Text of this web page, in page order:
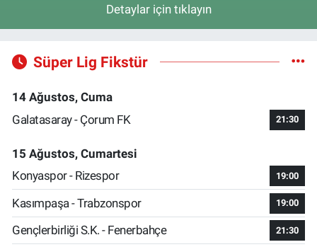
Detaylar için tıklayın
Süper Lig Fikstür
14 Ağustos, Cuma
Galatasaray - Çorum FK
21:30
15 Ağustos, Cumartesi
Konyaspor - Rizespor
19:00
Kasımpaşa - Trabzonspor 19:00
Gençlerbirliği S.K. - Fenerbahçe 21:30